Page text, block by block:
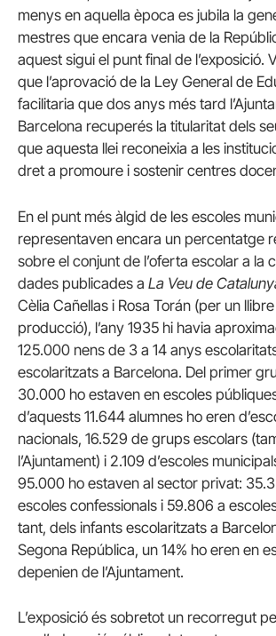
menys en aquella època es jubila la
mestres que encara venia de la
aquest sigui el punt final de l’exposició.
que l’aprovació de la Ley General de
facilitaria que dos anys més tard
Barcelona recuperés la titularitat dels
que aquesta llei reconeixia a les
dret a promoure i sostenir centres
En el punt més àlgid de les escoles
representaven encara un percentatge
sobre el conjunt de l’oferta escolar a la
dades publicades a La Veu de
Cèlia Cañellas i Rosa Torán (per un
producció), l’any 1935 hi havia
125.000 nens de 3 a 14 anys
escolaritzats a Barcelona. Del primer
30.000 ho estaven en escoles
d’aquests 11.644 alumnes ho eren
nacionals, 16.529 de grups escolars
l’Ajuntament) i 2.109 d’escoles
95.000 ho estaven al sector privat:
escoles confessionals i 59.806 a
tant, dels infants escolaritzats a
Segona República, un 14% ho eren en
depenien de l’Ajuntament.
L’exposició és sobretot un recorregut